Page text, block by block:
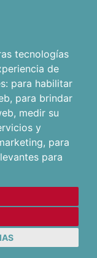
tecnologías
de
para habilitar
, para brindar
, medir su
y
, para
para